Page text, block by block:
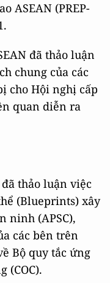
ASEAN (PREP-
đã thảo luận
chung của các
cho Hội nghị cấp
quan diễn ra
thảo luận việc
(Blueprints) xây
ninh (APSC),
các bên trên
Bộ quy tắc ứng
(COC).